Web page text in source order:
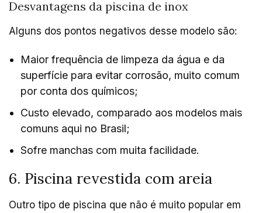
Desvantagens da piscina de inox
Alguns dos pontos negativos desse modelo são:
Maior frequência de limpeza da água e da
superfície para evitar corrosão, muito comum
por conta dos químicos;
Custo elevado, comparado aos modelos mais
comuns aqui no Brasil;
Sofre manchas com muita facilidade.
6. Piscina revestida com areia
Outro tipo de piscina que não é muito popular em